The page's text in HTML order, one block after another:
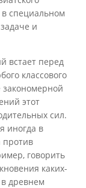
в специальном
и
встает перед
классового
закономерной
этот
сил.
иногда в
против
говорить
каких-
древнем